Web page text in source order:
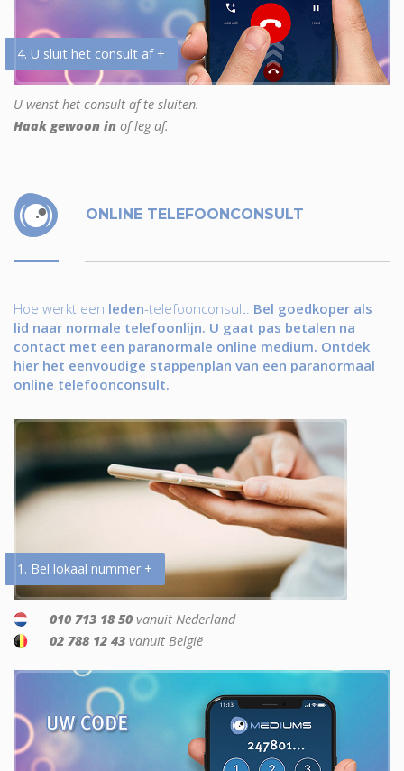
4. U sluit het consult af +
U wenst het consult af te sluiten.
Haak gewoon in of leg af.
ONLINE TELEFOONCONSULT
Hoe werkt een leden-telefoonconsult. Bel goedkoper als
lid naar normale telefoonlijn. U gaat pas betalen na
contact met een paranormale online medium. Ontdek
hier het eenvoudige stappenplan van een paranormaal
online telefoonconsult.
1. Bel lokaal nummer +
010 713 18 50 vanuit Nederland
02 788 12 43 vanuit België